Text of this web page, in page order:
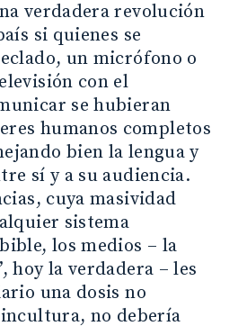
verdadera revolución
si quienes se
un micrófono o
con el
se hubieran
humanos completos
bien la lengua y
sí y a su audiencia.
cuya masividad
sistema
los medios – la
hoy la verdadera – les
una dosis no
no debería